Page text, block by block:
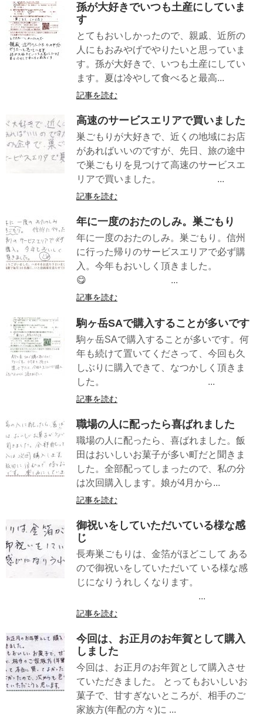
孫が大好きでいつも土産にしていま
す
とてもおいしかったので、親戚、近所の
人にもおみやげでやりたいと思っていま
す。孫が大好きで、いつも土産にしてい
ます。夏は冷やして食べると最高...
記事を読む
高速のサービスエリアで買いました
巣ごもりが大好きで、近くの地域にお店
があればいいのですが、先日、旅の途中
で巣ごもりを見つけて高速のサービスエ
リアで買いました。 ...
記事を読む
年に一度のおたのしみ。巣ごもり
年に一度のおたのしみ。巣ごもり。信州
に行った帰りのサービスエリアで必ず購
入。今年もおいしく頂きました。
😋 ...
記事を読む
駒ヶ岳SAで購入することが多いです
駒ヶ岳SAで購入することが多いです。何
年も続けて置いてくださって、今回も久
しぶりに購入できて、なつかしく頂きま
した。 ...
記事を読む
職場の人に配ったら喜ばれました
職場の人に配ったら、喜ばれました。飯
田はおいしいお菓子が多い町だと聞きま
した。全部配ってしまったので、私の分
は次回購入します。娘が4月から...
記事を読む
御祝いをしていただいている様な感
じ
長寿巣ごもりは、金箔がほどこして ある
ので御祝いをしていただいて いる様な感
じになりうれしくなります。
...
記事を読む
今回は、お正月のお年賀として購入
しました
今回は、お正月のお年賀として購入させ
ていただきました。 とってもおいしいお
菓子で、甘すぎないところが、相手のご
家族方(年配の方々)に ...